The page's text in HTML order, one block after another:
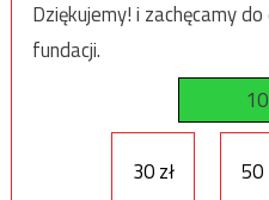
Dziękujemy! i zachęcamy
fundacji.
30 zł 50